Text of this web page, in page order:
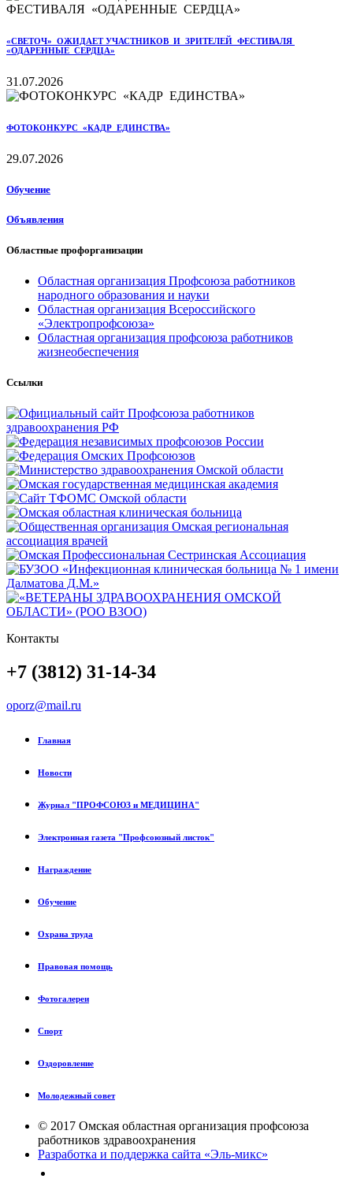
«СВЕТОЧ» ОЖИДАЕТ УЧАСТНИКОВ И ЗРИТЕЛЕЙ ФЕСТИВАЛЯ
«ОДАРЕННЫЕ СЕРДЦА»
31.07.2026
ФОТОКОНКУРС «КАДР ЕДИНСТВА»
29.07.2026
Обучение
Объявления
Областные профорганизации
Областная организация Профсоюза работников
народного образования и науки
Областная организация Всероссийского
«Электропрофсоюза»
Областная организация профсоюза работников
жизнеобеспечения
Ссылки
Контакты
+7 (3812) 31-14-34
oporz@mail.ru
Главная
Новости
Журнал "ПРОФСОЮЗ и МЕДИЦИНА"
Электронная газета "Профсоюзный листок"
Награждение
Обучение
Охрана труда
Правовая помощь
Фотогалереи
Спорт
Оздоровление
Молодежный совет
© 2017 Омская областная организация профсоюза
работников здравоохранения
Разработка и поддержка сайта «Эль-микс»